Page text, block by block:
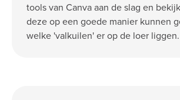
tools van Canva aan de slag en
deze op een goede manier kunnen
welke 'valkuilen' er op de loer liggen.